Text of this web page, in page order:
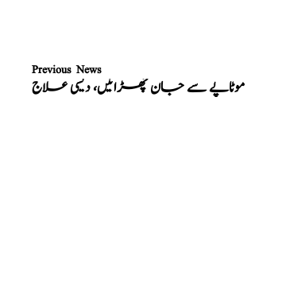
Previous News
موٹاپے سے جان چھڑائیں، دیسی علاج